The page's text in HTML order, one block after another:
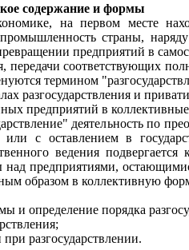
содержание и формы
на первом месте
страны,
предприятий в
передачи соответствующих
термином
разгосударствления и
предприятий в
деятельность по
с оставле­нием в
ведения
предприятиями,
образом в коллективную
и определение порядка
разгосударствлении.